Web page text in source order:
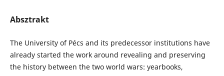
Absztrakt
The University of Pécs and its predecessor institutions have
already started the work around revealing and preserving
the history between the two world wars: yearbooks,